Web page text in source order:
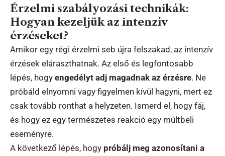
Érzelmi szabályozási technikák:
Hogyan kezeljük az intenzív
érzéseket?
Amikor egy régi érzelmi seb újra felszakad, az intenzív
érzések eláraszthatnak. Az első és legfontosabb
lépés, hogy engedélyt adj magadnak az érzésre. Ne
próbáld elnyomni vagy figyelmen kívül hagyni, mert ez
csak tovább ronthat a helyzeten. Ismerd el, hogy fáj,
és hogy ez egy természetes reakció egy múltbeli
eseményre.
A következő lépés, hogy próbálj meg azonosítani a